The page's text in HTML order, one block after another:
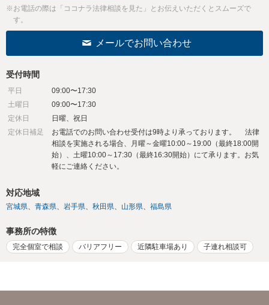
※お電話の際は「ココナラ法律相談を見た」とお伝えいただくとスムーズで
す。
メールでお問い合わせ
受付時間
平日
09:00〜17:30
土曜日
09:00〜17:30
定休日
日曜、祝日
定休日補足
お電話でのお問い合わせ受付は9時より承っております。 法律
相談を実施される場合、月曜～金曜10:00～19:00（最終18:00開
始）、土曜10:00～17:30（最終16:30開始）にて承ります。お気
軽にご連絡ください。
対応地域
宮城県 青森県 岩手県 秋田県 山形県 福島県
事務所の特徴
完全個室で相談 バリアフリー 近隣駐車場あり 子連れ相談可